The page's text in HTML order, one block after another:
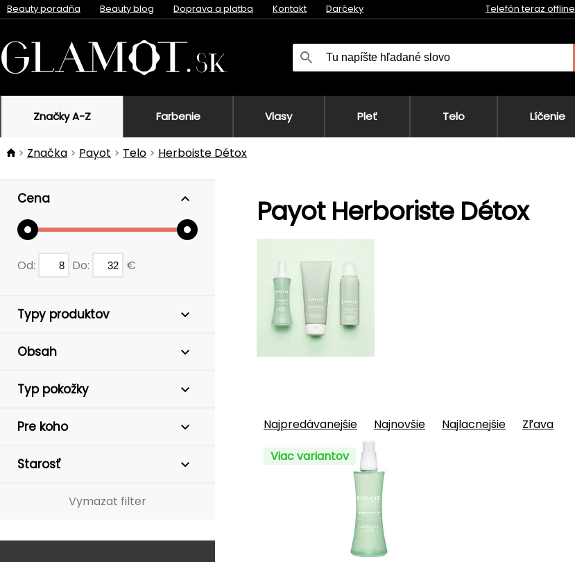
Beauty poradňa Beauty blog Doprava a platba Kontakt Darčeky Telefón teraz offline
Značky A-Z Farbenie Vlasy Pleť Telo Líčenie
Značka Payot Telo Herboiste Détox
Cena
Od: Do: €
Typy produktov
Obsah
Typ pokožky
Pre koho
Starosť
Vymazat filter
Payot Herboriste Détox
Najpredávanejšie Najnovšie Najlacnejšie Zľava
Viac variantov